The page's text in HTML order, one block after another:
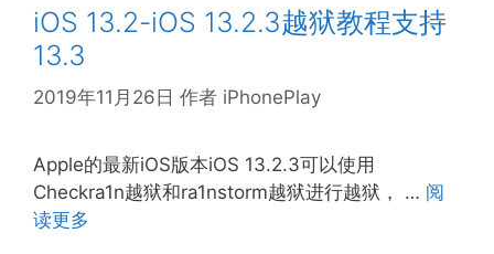
iOS 13.2-iOS 13.2.3越狱教程支持
13.3
2019年11月26日 作者 iPhonePlay
Apple的最新iOS版本iOS 13.2.3可以使用
Checkra1n越狱和ra1nstorm越狱进行越狱， … 阅
读更多